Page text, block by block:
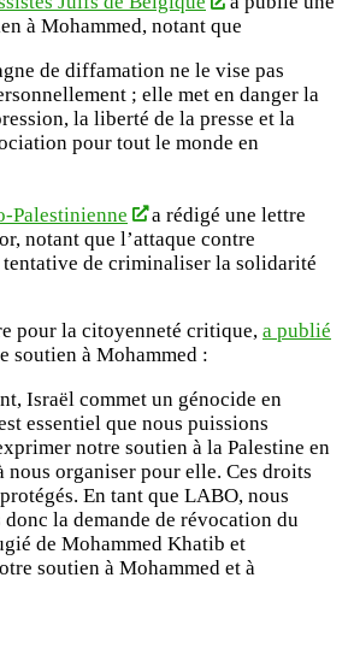
à Mohammed, notant que
de diffamation ne le vise pas
; elle met en danger la
la liberté de la presse et la
pour tout le monde en
Palestinienne
a rédigé une lettre
notant que l’attaque contre
tentative de criminaliser la solidarité
pour la citoyenneté critique, a publié
soutien à Mohammed :
Israël commet un génocide en
essentiel que nous puissions
notre soutien à la Palestine en
nous organiser pour elle. Ces droits
En tant que LABO, nous
donc la demande de révocation du
de Mohammed Khatib et
soutien à Mohammed et à